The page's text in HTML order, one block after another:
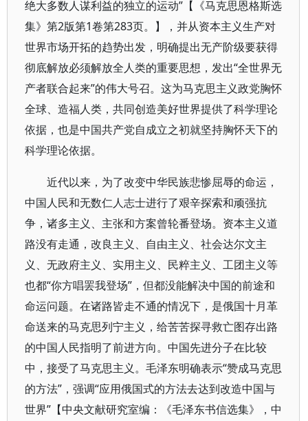
绝大多数人谋利益的独立的运动”【《马克思恩格斯选
集》第2版第1卷第283页。】，并从资本主义生产对
世界市场开拓的趋势出发，明确提出无产阶级要获得
彻底解放必须解放全人类的重要思想，发出“全世界无
产者联合起来”的伟大号召。这为马克思主义政党胸怀
全球、造福人类，共同创造美好世界提供了科学理论
依据，也是中国共产党自成立之初就坚持胸怀天下的
科学理论依据。
近代以来，为了改变中华民族悲惨屈辱的命运，
中国人民和无数仁人志士进行了艰辛探索和顽强抗
争，诸多主义、主张和方案曾轮番登场。资本主义道
路没有走通，改良主义、自由主义、社会达尔文主
义、无政府主义、实用主义、民粹主义、工团主义等
也都“你方唱罢我登场”，但都没能解决中国的前途和
命运问题。在诸路皆走不通的情况下，是俄国十月革
命送来的马克思列宁主义，给苦苦探寻救亡图存出路
的中国人民指明了前进方向。中国先进分子在比较
中，接受了马克思主义。毛泽东明确表示“赞成马克思
的方法”，强调“应用俄国式的方法去达到改造中国与
世界”【中央文献研究室编：《毛泽东书信选集》，中